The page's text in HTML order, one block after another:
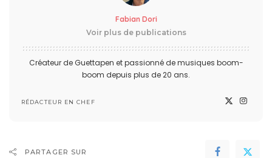
Fabian Dori
Voir plus de publications
Créateur de Guettapen et passionné de musiques boom-
boom depuis plus de 20 ans.
RÉDACTEUR EN CHEF
PARTAGER SUR